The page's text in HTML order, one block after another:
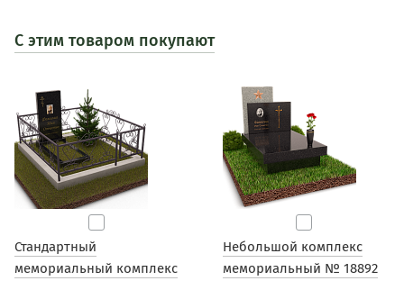
С этим товаром покупают
Стандартный
мемориальный комплекс
Небольшой комплекс
мемориальный № 18892